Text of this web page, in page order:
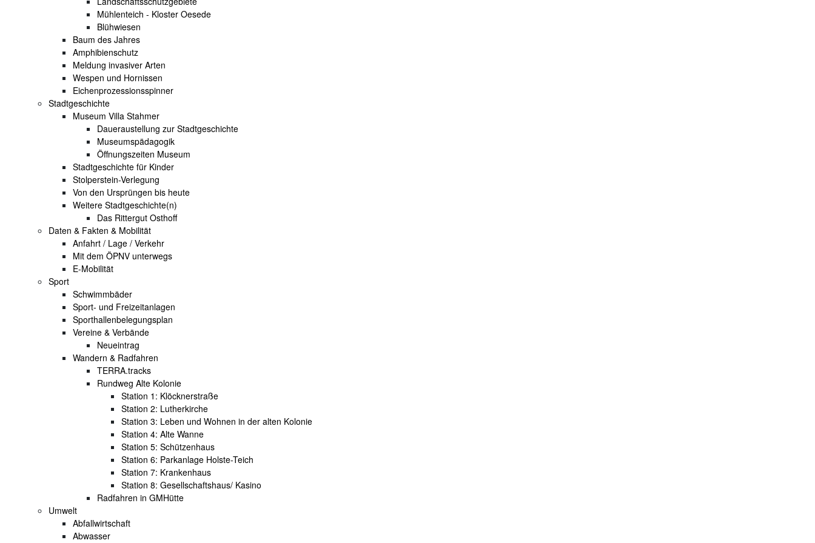
Mühlenteich - Kloster Oesede
Blühwiesen
Baum des Jahres
Amphibienschutz
Meldung invasiver Arten
Wespen und Hornissen
Eichenprozessionsspinner
Stadtgeschichte
Museum Villa Stahmer
Daueraustellung zur Stadtgeschichte
Museumspädagogik
Öffnungszeiten Museum
Stadtgeschichte für Kinder
Stolperstein-Verlegung
Von den Ursprüngen bis heute
Weitere Stadtgeschichte(n)
Das Rittergut Osthoff
Daten & Fakten & Mobilität
Anfahrt / Lage / Verkehr
Mit dem ÖPNV unterwegs
E-Mobilität
Sport
Schwimmbäder
Sport- und Freizeitanlagen
Sporthallenbelegungsplan
Vereine & Verbände
Neueintrag
Wandern & Radfahren
TERRA.tracks
Rundweg Alte Kolonie
Station 1: Klöcknerstraße
Station 2: Lutherkirche
Station 3: Leben und Wohnen in der alten Kolonie
Station 4: Alte Wanne
Station 5: Schützenhaus
Station 6: Parkanlage Holste-Teich
Station 7: Krankenhaus
Station 8: Gesellschaftshaus/ Kasino
Radfahren in GMHütte
Umwelt
Abfallwirtschaft
Abwasser